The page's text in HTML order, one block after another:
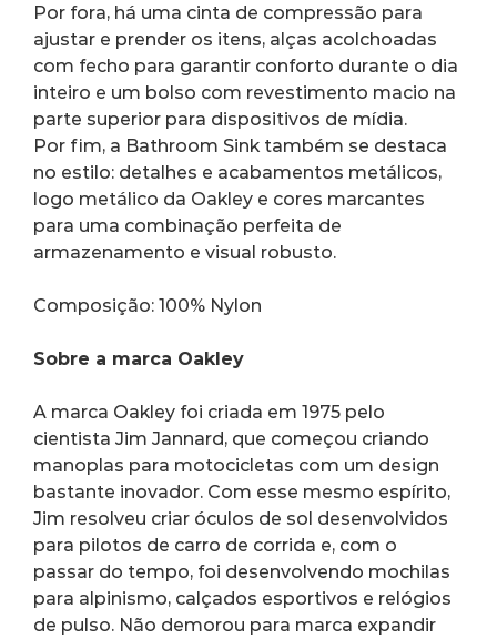
Por fora, há uma cinta de compressão para
ajustar e prender os itens, alças acolchoadas
com fecho para garantir conforto durante o dia
inteiro e um bolso com revestimento macio na
parte superior para dispositivos de mídia.
Por fim, a Bathroom Sink também se destaca
no estilo: detalhes e acabamentos metálicos,
logo metálico da Oakley e cores marcantes
para uma combinação perfeita de
armazenamento e visual robusto.
Composição: 100% Nylon
Sobre a marca Oakley
A marca Oakley foi criada em 1975 pelo
cientista Jim Jannard, que começou criando
manoplas para motocicletas com um design
bastante inovador. Com esse mesmo espírito,
Jim resolveu criar óculos de sol desenvolvidos
para pilotos de carro de corrida e, com o
passar do tempo, foi desenvolvendo mochilas
para alpinismo, calçados esportivos e relógios
de pulso. Não demorou para marca expandir